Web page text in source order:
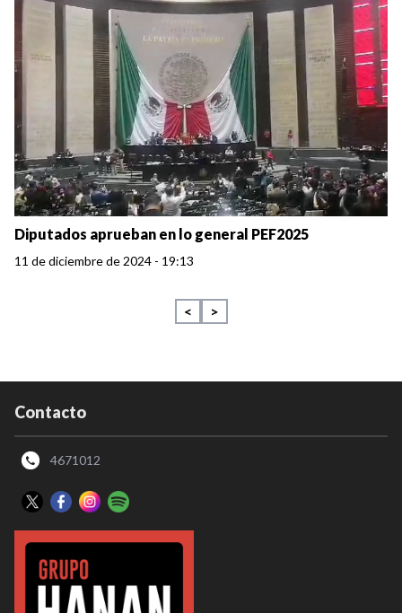
Diputados aprueban en lo general PEF2025
11 de diciembre de 2024 - 19:13
< >
Contacto
4671012